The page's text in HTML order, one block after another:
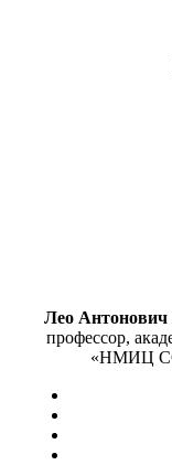
Лео Антонович
профессор,
«НМИЦ